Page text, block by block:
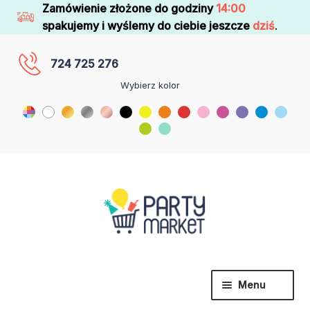
Zamówienie złożone do godziny 14:00
spakujemy i wyślemy do ciebie jeszcze dziś.
724 725 276
Wybierz kolor
Menu